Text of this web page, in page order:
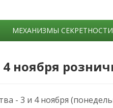
МЕХАНИЗМЫ СЕКРЕТНОСТИ
ноября
- 3 и 4 ноября